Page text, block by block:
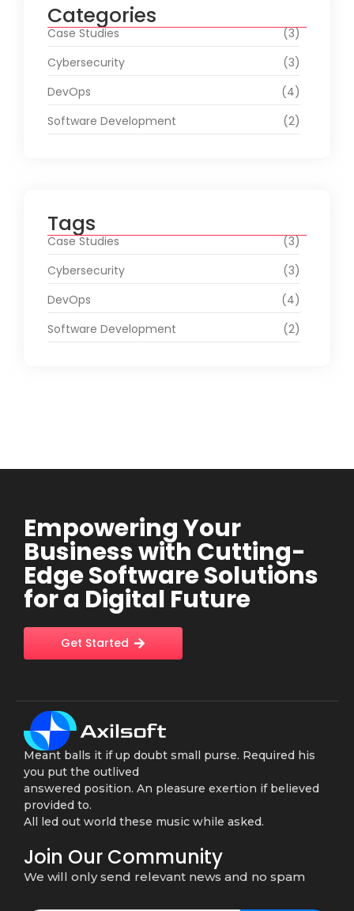
Categories
Case Studies
(3)
Cybersecurity
(3)
DevOps
(4)
Software Development
(2)
Tags
Case Studies
(3)
Cybersecurity
(3)
DevOps
(4)
Software Development
(2)
Empowering Your
Business with Cutting-
Edge Software Solutions
for a Digital Future
Get Started
Meant balls it if up doubt small purse. Required his
you put the outlived
answered position. An pleasure exertion if believed
provided to.
All led out world these music while asked.
Join Our Community
We will only send relevant news and no spam